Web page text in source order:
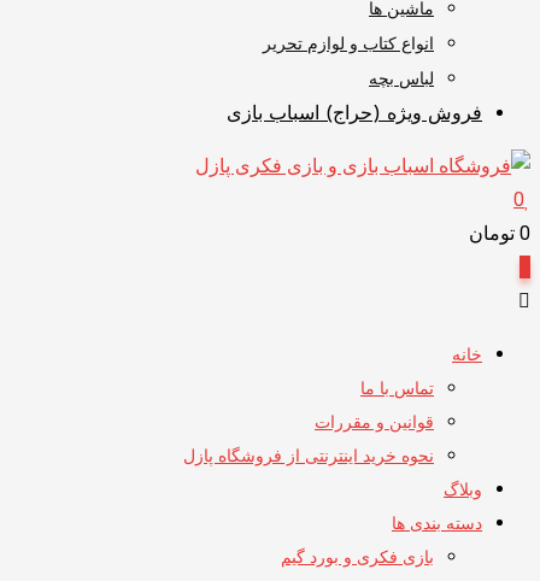
ماشین ها
انواع کتاب و لوازم تحریر
لباس بچه
فروش ویژه (حراج) اسباب بازی
0
0 تومان
خانه
تماس با ما
قوانین و مقررات
نحوه خرید اینترنتی از فروشگاه پازل
وبلاگ
دسته بندی ها
بازی فکری و بورد گیم